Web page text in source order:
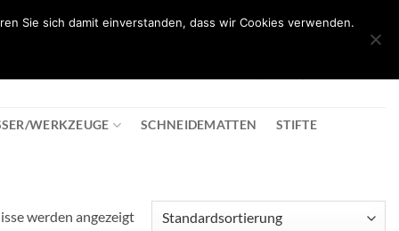
WERKZEUGE SCHNEIDEMATTEN STIFTE
werden angezeigt
Sie sich damit einverstanden, dass wir Cookies verwenden.